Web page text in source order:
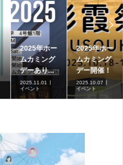
2025年ホー
ムカミング
デーあり...
2025.11.01
イベント
2025年ホー
ムカミング
デー開催！
2025.10.07
イベント
